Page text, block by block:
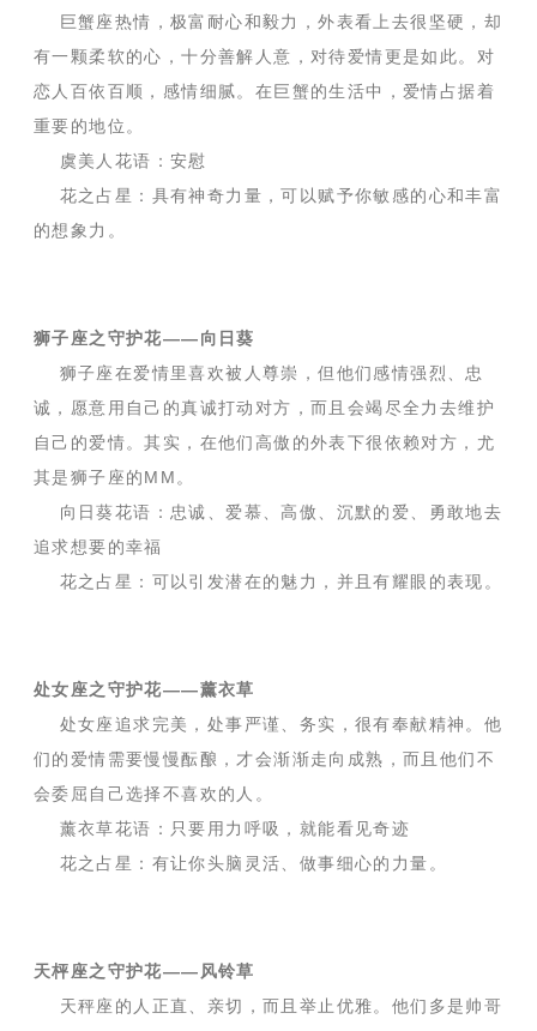
巨蟹座热情，极富耐心和毅力，外表看上去很坚硬，却
有一颗柔软的心，十分善解人意，对待爱情更是如此。对
恋人百依百顺，感情细腻。在巨蟹的生活中，爱情占据着
重要的地位。
虞美人花语：安慰
花之占星：具有神奇力量，可以赋予你敏感的心和丰富
的想象力。
狮子座之守护花——向日葵
狮子座在爱情里喜欢被人尊崇，但他们感情强烈、忠
诚，愿意用自己的真诚打动对方，而且会竭尽全力去维护
自己的爱情。其实，在他们高傲的外表下很依赖对方，尤
其是狮子座的MM。
向日葵花语：忠诚、爱慕、高傲、沉默的爱、勇敢地去
追求想要的幸福
花之占星：可以引发潜在的魅力，并且有耀眼的表现。
处女座之守护花——薰衣草
处女座追求完美，处事严谨、务实，很有奉献精神。他
们的爱情需要慢慢酝酿，才会渐渐走向成熟，而且他们不
会委屈自己选择不喜欢的人。
薰衣草花语：只要用力呼吸，就能看见奇迹
花之占星：有让你头脑灵活、做事细心的力量。
天枰座之守护花——风铃草
天秤座的人正直、亲切，而且举止优雅。他们多是帅哥